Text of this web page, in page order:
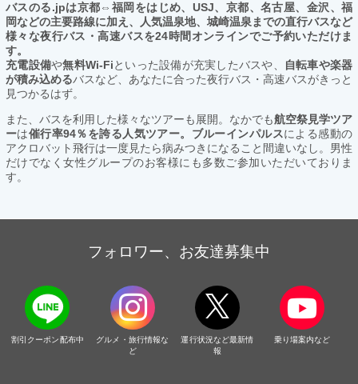
バスのる.jpは京都⇔福岡をはじめ、USJ、京都、名古屋、金沢、福
岡などの主要路線に加え、人気温泉地、城崎温泉までの直行バスなど
様々な夜行バス・高速バスを24時間オンラインでご予約いただけま
す。
充電設備や無料Wi-Fiといった設備が充実したバスや、
自転車や楽器
が積み込めるバスなど、あなたに合った夜行バス・高速バスがきっと
見つかるはず。
また、バスを利用した様々なツアーも展開。なかでも航空祭見学ツア
ーは催行率94％を誇る人気ツアー。ブルーインパルスによる感動の
アクロバット飛行は一度見たら病みつきになること間違いなし。男性
だけでなく女性グループのお客様にも多数ご参加いただいておりま
す。
フォロワー、お友達募集中
割引クーポン配布中
グルメ・旅行情報な
ど
運行状況など最新情
報
乗り場案内など